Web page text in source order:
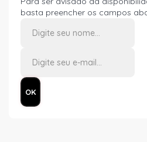
basta preencher os campos